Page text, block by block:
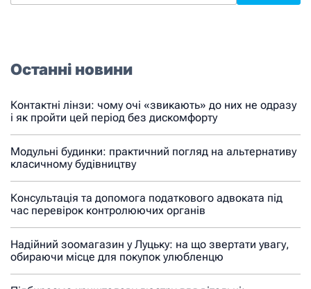
Останні новини
Контактні лінзи: чому очі «звикають» до них не одразу
і як пройти цей період без дискомфорту
Модульні будинки: практичний погляд на альтернативу
класичному будівництву
Консультація та допомога податкового адвоката під
час перевірок контролюючих органів
Надійний зоомагазин у Луцьку: на що звертати увагу,
обираючи місце для покупок улюбленцю